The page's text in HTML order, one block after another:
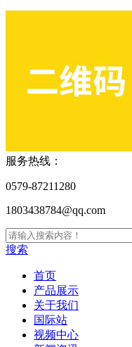
服务热线：
0579-87211280
1803438784@qq.com
搜索
首页
产品展示
关于我们
国际站
视频中心